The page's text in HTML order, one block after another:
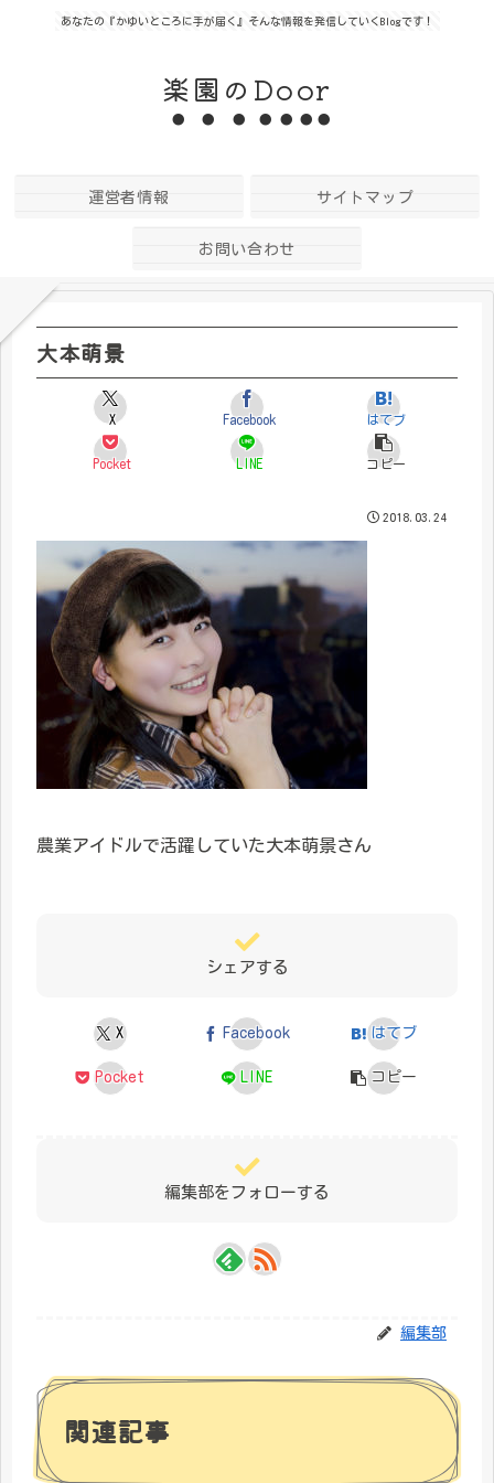
あなたの『かゆいところに手が届く』そんな情報を発信していくBlogです！
楽園のDoor
運営者情報 サイトマップ
お問い合わせ
大本萌景
X Facebook はてブ
Pocket LINE コピー
2018.03.24
農業アイドルで活躍していた大本萌景さん
シェアする
X Facebook はてブ
Pocket LINE コピー
編集部をフォローする
編集部
関連記事